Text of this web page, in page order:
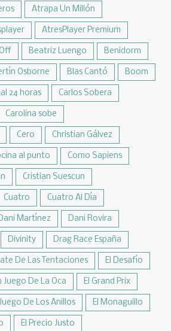
Atrapa Un Millón
AtresPlayer Premium
Beatriz Luengo Benidorm
Osborne Blas Cantó Boom
24 horas Carlos Sobera
Carolina sobe
Cero Christian Gálvez
al punto Como Sapiens
Cristian Suescun
Cuatro Cuatro Al Día
Martínez Dani Rovira
Divinity Drag Race España
De Las Tentaciones El Desafío
Juego De La Oca El Grand Prix
De Los Anillos El Monaguillo
El Precio Justo